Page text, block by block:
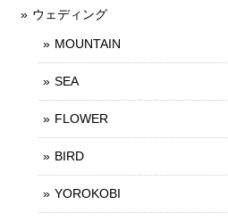
ウェディング
MOUNTAIN
SEA
FLOWER
BIRD
YOROKOBI